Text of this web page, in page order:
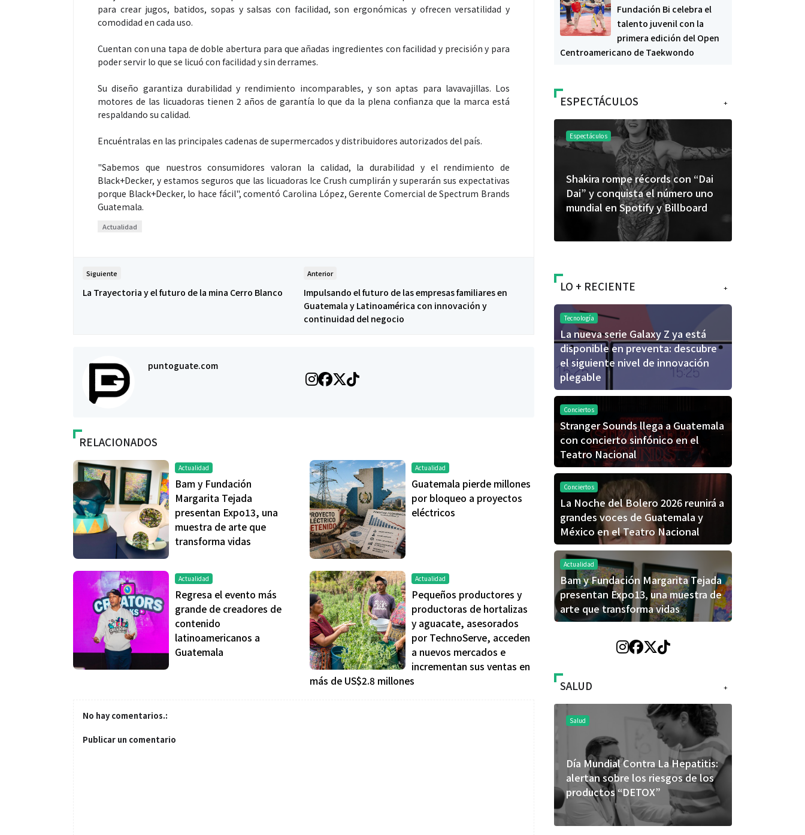
para crear jugos, batidos, sopas y salsas con facilidad, son ergonómicas y ofrecen versatilidad y
comodidad en cada uso.
Cuentan con una tapa de doble abertura para que añadas ingredientes con facilidad y precisión y para
poder servir lo que se licuó con facilidad y sin derrames.
Su diseño garantiza durabilidad y rendimiento incomparables, y son aptas para lavavajillas. Los
motores de las licuadoras tienen 2 años de garantía lo que da la plena confianza que la marca está
respaldando su calidad.
Encuéntralas en las principales cadenas de supermercados y distribuidores autorizados del país.
"Sabemos que nuestros consumidores valoran la calidad, la durabilidad y el rendimiento de
Black+Decker, y estamos seguros que las licuadoras Ice Crush cumplirán y superarán sus expectativas
porque Black+Decker, lo hace fácil", comentó Carolina López, Gerente Comercial de Spectrum Brands
Guatemala.
Actualidad
Siguiente
La Trayectoria y el futuro de la mina Cerro Blanco
Anterior
Impulsando el futuro de las empresas familiares en
Guatemala y Latinoamérica con innovación y
continuidad del negocio
puntoguate.com
RELACIONADOS
Actualidad
Bam y Fundación
Margarita Tejada
presentan Expo13, una
muestra de arte que
transforma vidas
Actualidad
Guatemala pierde millones
por bloqueo a proyectos
eléctricos
Actualidad
Regresa el evento más
grande de creadores de
contenido
latinoamericanos a
Guatemala
Actualidad
Pequeños productores y
productoras de hortalizas
y aguacate, asesorados
por TechnoServe, acceden
a nuevos mercados e
incrementan sus ventas en
más de US$2.8 millones
No hay comentarios.:
Publicar un comentario
Fundación Bi celebra el
talento juvenil con la
primera edición del Open
Centroamericano de Taekwondo
+
ESPECTÁCULOS
Espectáculos
Shakira rompe récords con “Dai
Dai” y conquista el número uno
mundial en Spotify y Billboard
Espectáculos
La marimba une generaciones: el
46.º Festival de Marimba Paiz
Espectáculos
“Donde quiera que estés” el
primer capítulo del universo de
+
LO + RECIENTE
Tecnología
La nueva serie Galaxy Z ya está
disponible en preventa: descubre
el siguiente nivel de innovación
plegable
Conciertos
Stranger Sounds llega a Guatemala
con concierto sinfónico en el
Teatro Nacional
Conciertos
La Noche del Bolero 2026 reunirá a
grandes voces de Guatemala y
México en el Teatro Nacional
Actualidad
Bam y Fundación Margarita Tejada
presentan Expo13, una muestra de
arte que transforma vidas
+
SALUD
Salud
Día Mundial Contra La Hepatitis:
alertan sobre los riesgos de los
productos “DETOX”